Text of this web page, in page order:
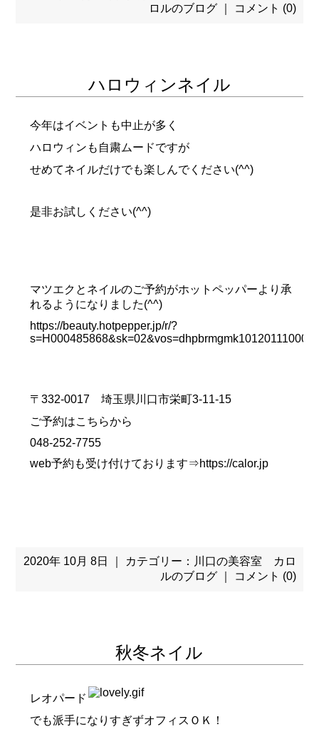
ロルのブログ｜ コメント (0)
ハロウィンネイル
今年はイベントも中止が多く
ハロウィンも自粛ムードですが
せめてネイルだけでも楽しんでください(^^)
是非お試しください(^^)
マツエクとネイルのご予約がホットペッパーより承
れるようになりました(^^)
https://beauty.hotpepper.jp/r/?
s=H000485868&sk=02&vos=dhpbrmgmk10120111000
〒332-0017 埼玉県川口市栄町3-11-15
ご予約はこちらから
048-252-7755
web予約も受け付けております⇒https://calor.jp
2020年 10月 8日 ｜ カテゴリー： 川口の美容室 カロ
ルのブログ｜ コメント (0)
秋冬ネイル
レオパード
でも派手になりすぎずオフィスＯＫ！